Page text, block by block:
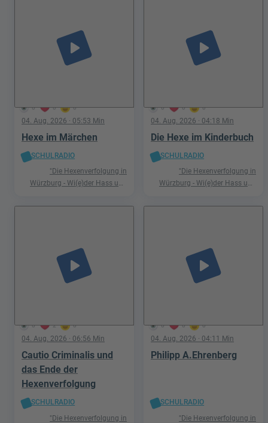
0 0 0
play_arrow
04. Aug. 2026 · 05:53 Min
Hexe im Märchen
SCHULRADIO
"Die Hexenverfolgung in
Würzburg - Wi(e)der Hass und
0 0 0
play_arrow
04. Aug. 2026 · 04:18 Min
Die Hexe im Kinderbuch
SCHULRADIO
"Die Hexenverfolgung in
Würzburg - Wi(e)der Hass und
0 2 0
play_arrow
04. Aug. 2026 · 06:56 Min
Cautio Criminalis und
das Ende der
Hexenverfolgung
SCHULRADIO
"Die Hexenverfolgung in
0 0 0
play_arrow
04. Aug. 2026 · 04:11 Min
Philipp A.Ehrenberg
SCHULRADIO
"Die Hexenverfolgung in